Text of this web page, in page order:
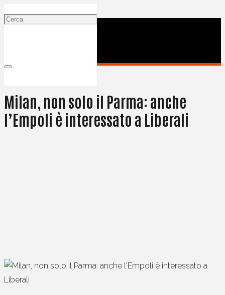
Milan, non solo il Parma: anche
l’Empoli è interessato a Liberali